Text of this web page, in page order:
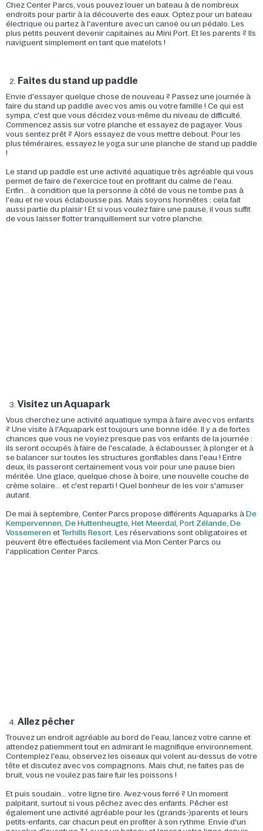
Chez Center Parcs, vous pouvez louer un bateau à de nombreux
endroits pour partir à la découverte des eaux. Optez pour un bateau
électrique ou partez à l'aventure avec un canoë ou un pédalo. Les
plus petits peuvent devenir capitaines au Mini Port. Et les parents ? Ils
naviguent simplement en tant que matelots !
Faites du stand up paddle
Envie d'essayer quelque chose de nouveau ? Passez une journée à
faire du stand up paddle avec vos amis ou votre famille ! Ce qui est
sympa, c'est que vous décidez vous-même du niveau de difficulté.
Commencez assis sur votre planche et essayez de pagayer. Vous
vous sentez prêt ? Alors essayez de vous mettre debout. Pour les
plus téméraires, essayez le yoga sur une planche de stand up paddle
!
Le stand up paddle est une activité aquatique très agréable qui vous
permet de faire de l'exercice tout en profitant du calme de l'eau.
Enfin... à condition que la personne à côté de vous ne tombe pas à
l'eau et ne vous éclabousse pas. Mais soyons honnêtes : cela fait
aussi partie du plaisir ! Et si vous voulez faire une pause, il vous suffit
de vous laisser flotter tranquillement sur votre planche.
Visitez un Aquapark
Vous cherchez une activité aquatique sympa à faire avec vos enfants
? Une visite à l'Aquapark est toujours une bonne idée. Il y a de fortes
chances que vous ne voyiez presque pas vos enfants de la journée :
ils seront occupés à faire de l'escalade, à éclabousser, à plonger et à
se balancer sur toutes les structures gonflables dans l'eau ! Entre
deux, ils passeront certainement vous voir pour une pause bien
méritée. Une glace, quelque chose à boire, une nouvelle couche de
crème solaire... et c'est reparti ! Quel bonheur de les voir s'amuser
autant.
De mai à septembre, Center Parcs propose différents Aquaparks à De
Kempervennen, De Huttenheugte, Het Meerdal, Port Zélande, De
Vossemeren etTerhills Resort. Les réservations sont obligatoires et
peuvent être effectuées facilement via Mon Center Parcs ou
l'application Center Parcs.
Allez pêcher
Trouvez un endroit agréable au bord de l'eau, lancez votre canne et
attendez patiemment tout en admirant le magnifique environnement.
Contemplez l'eau, observez les oiseaux qui volent au-dessus de votre
tête et discutez avec vos compagnons. Mais chut, ne faites pas de
bruit, vous ne voulez pas faire fuir les poissons !
Et puis soudain... votre ligne tire. Avez-vous ferré ? Un moment
palpitant, surtout si vous pêchez avec des enfants. Pêcher est
également une activité agréable pour les (grands-)parents et leurs
petits-enfants, car chacun peut en profiter à son rythme. Envie d'un